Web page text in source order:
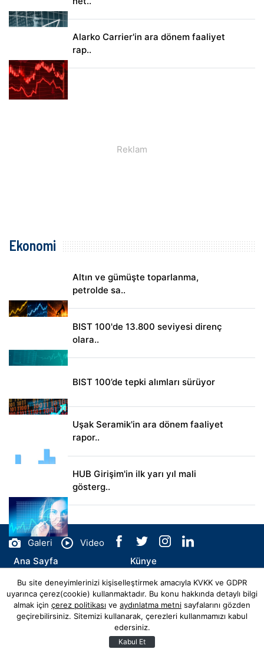
Alarko Carrier'in ara dönem faaliyet
rap..
Ekonomi
Altın ve gümüşte toparlanma,
petrolde sa..
BIST 100'de 13.800 seviyesi direnç
olara..
BIST 100’de tepki alımları sürüyor
Uşak Seramik'in ara dönem faaliyet
rapor..
HUB Girişim'in ilk yarı yıl mali
gösterg..
Galeri
Video
Ana Sayfa
Künye
İletişim
© Copyright 2026 kaptanevar.com Tüm Hakları Saklıdır.
Hibya Haber Ajansı
Bu site deneyimlerinizi kişiselleştirmek amacıyla KVKK ve GDPR
uyarınca çerez(cookie) kullanmaktadır. Bu konu hakkında detaylı bilgi
almak için çerez politikası ve aydınlatma metni sayfalarını gözden
geçirebilirsiniz. Sitemizi kullanarak, çerezleri kullanmamızı kabul
edersiniz.
Kabul Et